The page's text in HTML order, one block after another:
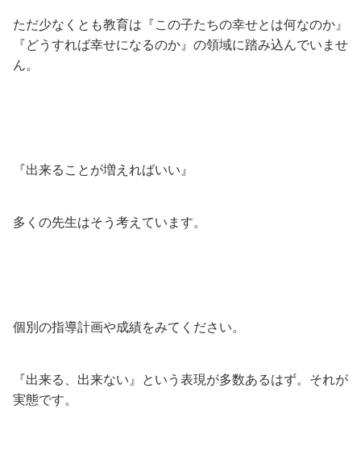
ただ少なくとも教育は『この子たちの幸せとは何なのか』
『どうすれば幸せになるのか』の領域に踏み込んでいませ
ん。
『出来ることが増えればいい』
多くの先生はそう考えています。
個別の指導計画や成績をみてください。
『出来る、出来ない』という表現が多数あるはず。それが
実態です。